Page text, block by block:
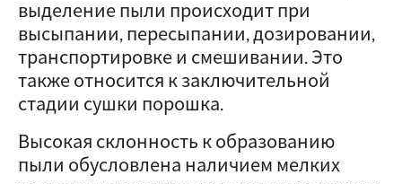
выделение пыли происходит при
высыпании, пересыпании, дозировании,
транспортировке и смешивании. Это
также относится к заключительной
стадии сушки порошка.
Высокая склонность к образованию
пыли обусловлена наличием мелких